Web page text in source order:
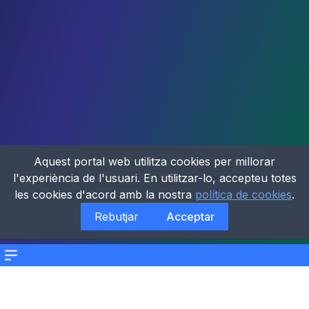
Menu
Aquest portal web utilitza cookies per millorar
l'experiència de l'usuari. En utilitzar-lo, accepteu totes
les cookies d'acord amb la nostra política de cookies.
Rebutjar
Acceptar